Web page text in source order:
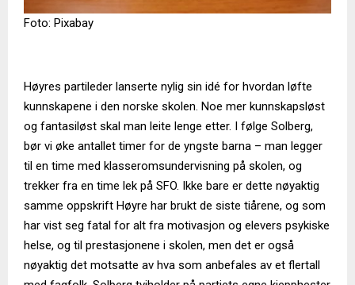
Foto: Pixabay
Høyres partileder lanserte nylig sin idé for hvordan løfte
kunnskapene i den norske skolen. Noe mer kunnskapsløst
og fantasiløst skal man leite lenge etter. I følge Solberg,
bør vi øke antallet timer for de yngste barna – man legger
til en time med klasseromsundervisning på skolen, og
trekker fra en time lek på SFO. Ikke bare er dette nøyaktig
samme oppskrift Høyre har brukt de siste tiårene, og som
har vist seg fatal for alt fra motivasjon og elevers psykiske
helse, og til prestasjonene i skolen, men det er også
nøyaktig det motsatte av hva som anbefales av et flertall